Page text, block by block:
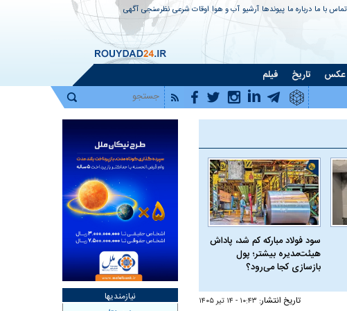
تماس با ما درباره ما پیوندها آرشیو آب و هوا اوقات شرعی نظرسنجی آگهی
عکس تاریخ فیلم
سود فولاد مبارکه کم شد، پاداش
هیئت‌مدیره بیشتر؛ پول
بازسازی کجا می‌رود؟
تاریخ انتشار: ۱۰:۴۳ - ۱۴ تير ۱۴۰۵ نیازمندیها